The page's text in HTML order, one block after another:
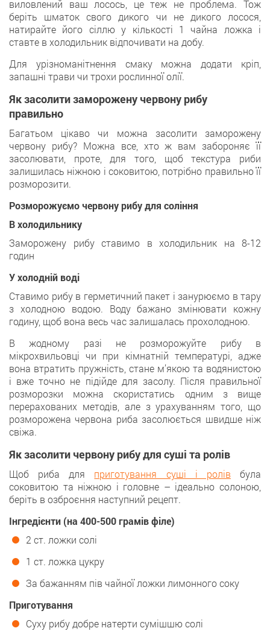
виловлений ваш лосось, це теж не проблема. Тож
беріть шматок свого дикого чи не дикого лосося,
натирайте його сіллю у кількості 1 чайна ложка і
ставте в холодильник відпочивати на добу.
Для урізноманітнення смаку можна додати кріп,
запашні трави чи трохи рослинної олії.
Як засолити заморожену червону рибу
правильно
Багатьом цікаво чи можна засолити заморожену
червону рибу? Можна все, хто ж вам забороняє її
засолювати, проте, для того, щоб текстура риби
залишилась ніжною і соковитою, потрібно правильно її
розморозити.
Розморожуємо червону рибу для соління
В холодильнику
Заморожену рибу ставимо в холодильник на 8-12
годин
У холодній воді
Ставимо рибу в герметичний пакет і занурюємо в тару
з холодною водою. Воду бажано змінювати кожну
годину, щоб вона весь час залишалась прохолодною.
В жодному разі не розморожуйте рибу в
мікрохвильовці чи при кімнатній температурі, адже
вона втратить пружність, стане м’якою та водянистою
і вже точно не підійде для засолу. Після правильної
розморозки можна скористатись одним з вище
перерахованих методів, але з урахуванням того, що
розморожена червона риба засолюється швидше ніж
свіжа.
Як засолити червону рибу для суші та ролів
Щоб риба для приготування суші і ролів була
соковитою та ніжною і головне – ідеально солоною,
беріть в озброєння наступний рецепт.
Інгредієнти (на 400-500 грамів філе)
2 ст. ложки солі
1 ст. ложка цукру
За бажанням пів чайної ложки лимонного соку
Приготування
Суху рибу добре натерти сумішшю солі